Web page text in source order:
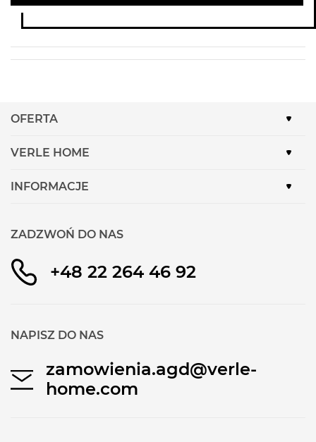
OFERTA
VERLE HOME
INFORMACJE
ZADZWOŃ DO NAS
+48 22 264 46 92
NAPISZ DO NAS
zamowienia.agd@verle-
home.com